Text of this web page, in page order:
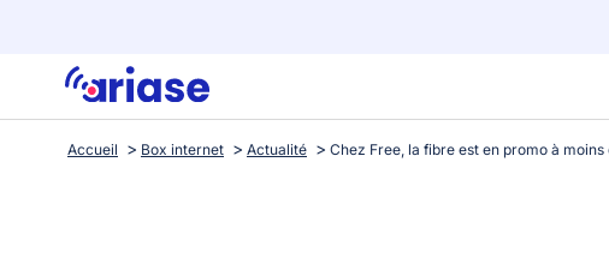
Accueil Box internet Actualité